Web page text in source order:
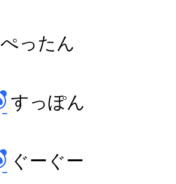
ぺったん
すっぽん
ぐーぐー